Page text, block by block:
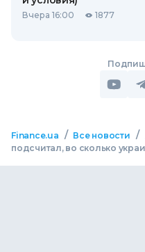
Вчера 16:00 1877
Finance.ua / Все новости /
подсчитал, во сколько